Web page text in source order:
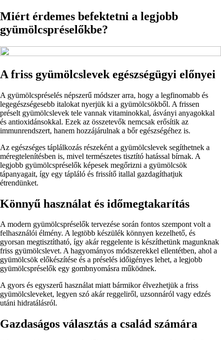
Miért érdemes befektetni a legjobb
gyümölcspréselőkbe?
A friss gyümölcslevek egészségügyi előnyei
A gyümölcspréselés népszerű módszer arra, hogy a legfinomabb és
legegészségesebb italokat nyerjük ki a gyümölcsökből. A frissen
préselt gyümölcslevek tele vannak vitaminokkal, ásványi anyagokkal
és antioxidánsokkal. Ezek az összetevők nemcsak erősítik az
immunrendszert, hanem hozzájárulnak a bőr egészségéhez is.
Az egészséges táplálkozás részeként a gyümölcslevek segíthetnek a
méregtelenítésben is, mivel természetes tisztító hatással bírnak. A
legjobb gyümölcspréselők képesek megőrizni a gyümölcsök
tápanyagait, így egy tápláló és frissítő itallal gazdagíthatjuk
étrendünket.
Könnyű használat és időmegtakarítás
A modern gyümölcspréselők tervezése során fontos szempont volt a
felhasználói élmény. A legtöbb készülék könnyen kezelhető, és
gyorsan megtisztítható, így akár reggelente is készíthetünk magunknak
friss gyümölcslevet. A hagyományos módszerekkel ellentétben, ahol a
gyümölcsök előkészítése és a préselés időigényes lehet, a legjobb
gyümölcspréselők egy gombnyomásra működnek.
A gyors és egyszerű használat miatt bármikor élvezhetjük a friss
gyümölcsleveket, legyen szó akár reggeliről, uzsonnáról vagy edzés
utáni hidratálásról.
Gazdaságos választás a család számára